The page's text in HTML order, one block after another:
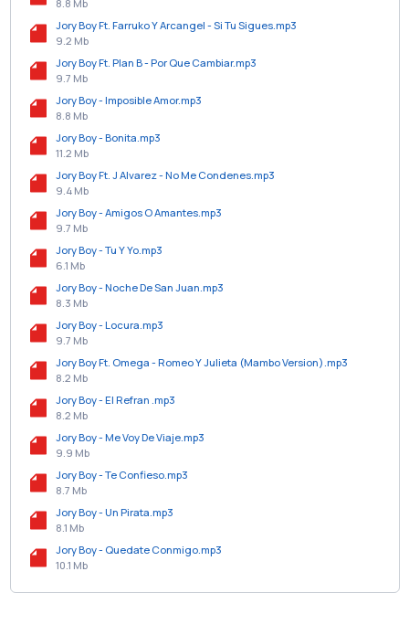
8.8 Mb
Jory Boy Ft. Farruko Y Arcangel - Si Tu Sigues.mp3
9.2 Mb
Jory Boy Ft. Plan B - Por Que Cambiar.mp3
9.7 Mb
Jory Boy - Imposible Amor.mp3
8.8 Mb
Jory Boy - Bonita.mp3
11.2 Mb
Jory Boy Ft. J Alvarez - No Me Condenes.mp3
9.4 Mb
Jory Boy - Amigos O Amantes.mp3
9.7 Mb
Jory Boy - Tu Y Yo.mp3
6.1 Mb
Jory Boy - Noche De San Juan.mp3
8.3 Mb
Jory Boy - Locura.mp3
9.7 Mb
Jory Boy Ft. Omega - Romeo Y Julieta (Mambo Version).mp3
8.2 Mb
Jory Boy - El Refran .mp3
8.2 Mb
Jory Boy - Me Voy De Viaje.mp3
9.9 Mb
Jory Boy - Te Confieso.mp3
8.7 Mb
Jory Boy - Un Pirata.mp3
8.1 Mb
Jory Boy - Quedate Conmigo.mp3
10.1 Mb